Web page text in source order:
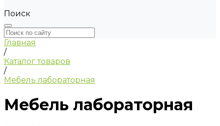
Поиск
Главная
/
Каталог товаров
/
Мебель лабораторная
Мебель лабораторная